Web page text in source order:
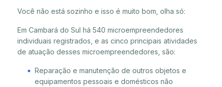
Você não está sozinho e isso é muito bom, olha só:
Em Cambará do Sul há 540 microempreendedores
individuais registrados, e as cinco principais atividades
de atuação desses microempreendedores, são:
Reparação e manutenção de outros objetos e
equipamentos pessoais e domésticos não